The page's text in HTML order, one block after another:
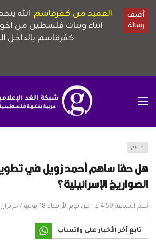
علوم
هل حقا ساهم أحمد زويل في
الصواريخ الإسرائيلية؟
نُشر الساعة 4:59 م - من يوم الأربعاء 18 يونيو / حزيران 2025
تابع آخر الأخبار على واتساب